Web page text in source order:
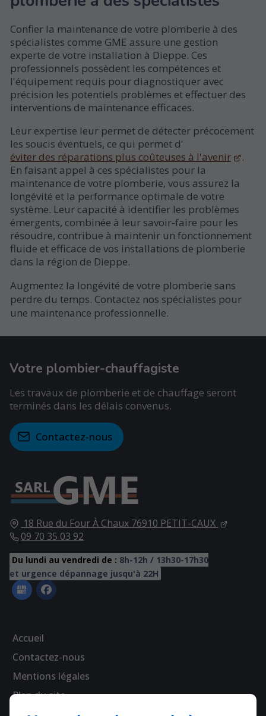
Confier la maintenance de votre plomberie à des
spécialistes comme GME assure une gestion
experte de votre installation à Dieppe. Ces
professionnels possèdent les compétences et
l'équipement requis pour diagnostiquer avec
précision les potentiels problèmes et effectuer des
interventions de maintenance efficaces.
Leur expertise leur permet de détecter précocement
les soucis éventuels, ce qui permet d'
éviter des réparations plus coûteuses à l'avenir
.
En faisant appel à ces spécialistes pour la
maintenance de votre plomberie, vous assurez la
longévité et la performance optimale de votre
système. Leur capacité à identifier les problèmes
émergents, combinée à leur savoir-faire pour les
résoudre, contribue à maintenir un fonctionnement
fluide et efficace de vos installations de plomberie
dans la région de Dieppe.
Augmentez la longévité de votre plomberie sans
perdre du temps. Contactez nos spécialistes pour
une maintenance professionnelle.
18 Rue du Four À Chaux 76910 PETIT-CAUX
09 70 35 03 92
Du lundi au vendredi de : 8h-12h / 13h30-17h30
et urgence dépannage jusqu'à 22H
Accueil
Contactez-nous
Mentions légales
Plan du site
Votre plombier-chauffagiste
Les travaux de plomberie et de chauffage seront
terminés dans les délais convenus.
Contactez-nous